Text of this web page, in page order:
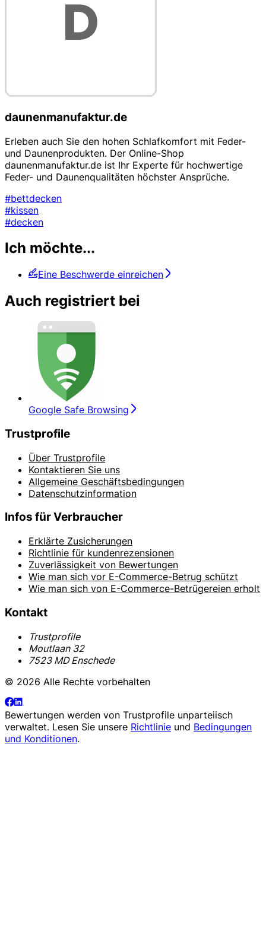
daunenmanufaktur.de
Erleben auch Sie den hohen Schlafkomfort mit Feder-
und Daunenprodukten. Der Online-Shop
daunenmanufaktur.de ist Ihr Experte für hochwertige
Feder- und Daunenqualitäten höchster Ansprüche.
#bettdecken
#kissen
#decken
Ich möchte...
Eine Beschwerde einreichen
Auch registriert bei
Google Safe Browsing
Trustprofile
Über Trustprofile
Kontaktieren Sie uns
Allgemeine Geschäftsbedingungen
Datenschutzinformation
Infos für Verbraucher
Erklärte Zusicherungen
Richtlinie für kundenrezensionen
Zuverlässigkeit von Bewertungen
Wie man sich vor E-Commerce-Betrug schützt
Wie man sich von E-Commerce-Betrügereien erholt
Kontakt
Trustprofile
Moutlaan 32
7523 MD Enschede
© 2026 Alle Rechte vorbehalten
Bewertungen werden von Trustprofile unparteiisch
verwaltet. Lesen Sie unsere Richtlinie und Bedingungen
und Konditionen.